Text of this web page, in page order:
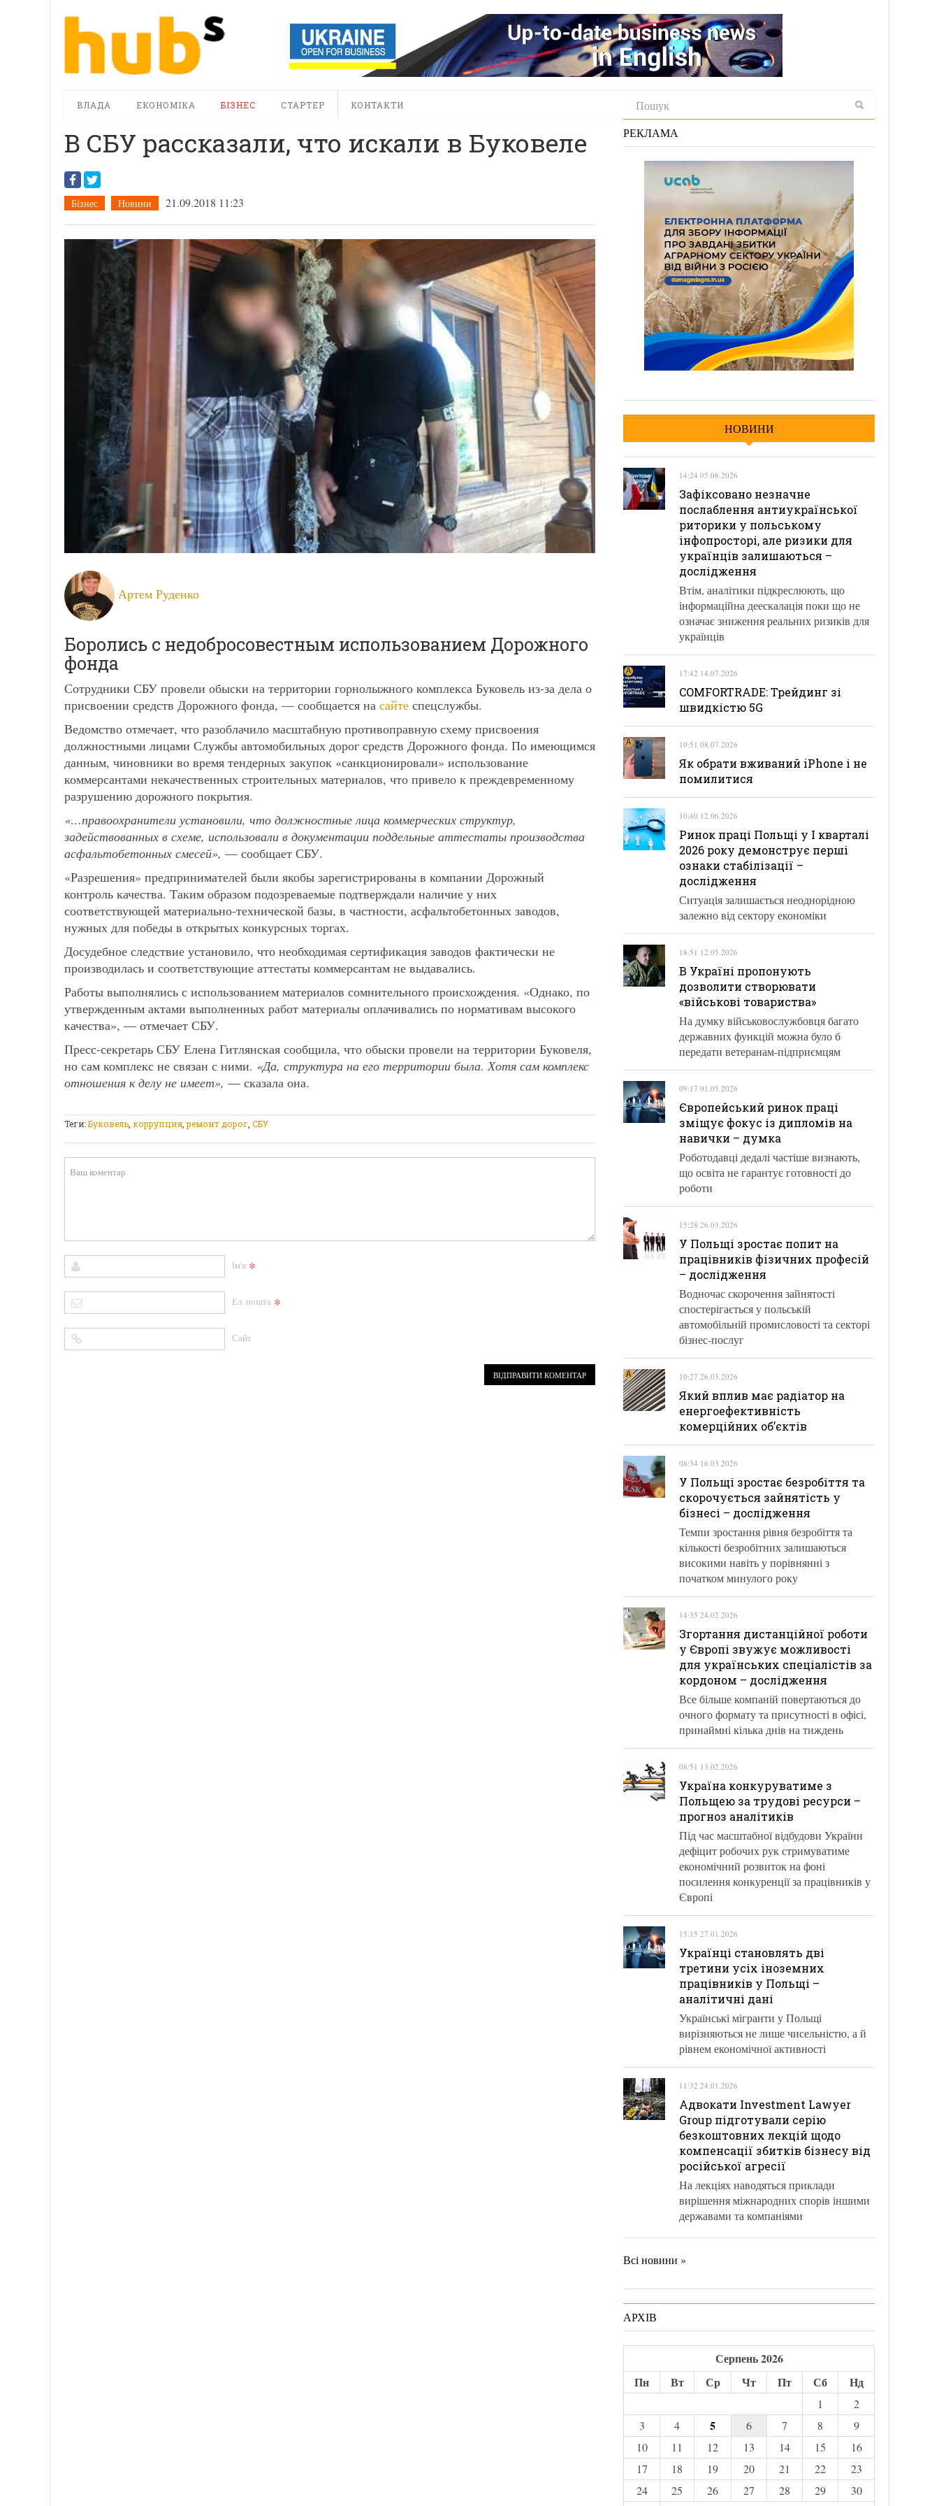
ВЛАДА ЕКОНОМІКА БІЗНЕС СТАРТЕР КОНТАКТИ
В СБУ рассказали, что искали в Буковеле
Бізнес Новини 21.09.2018 11:23
Артем Руденко
Боролись с недобросовестным использованием Дорожного
фонда
Сотрудники СБУ провели обыски на территории горнолыжного комплекса Буковель из-за дела о
присвоении средств Дорожного фонда, — сообщается на сайте спецслужбы.
Ведомство отмечает, что разоблачило масштабную противоправную схему присвоения
должностными лицами Службы автомобильных дорог средств Дорожного фонда. По имеющимся
данным, чиновники во время тендерных закупок «санкционировали» использование
коммерсантами некачественных строительных материалов, что привело к преждевременному
разрушению дорожного покрытия.
«…правоохранители установили, что должностные лица коммерческих структур,
задействованных в схеме, использовали в документации поддельные аттестаты производства
асфальтобетонных смесей», — сообщает СБУ.
«Разрешения» предпринимателей были якобы зарегистрированы в компании Дорожный
контроль качества. Таким образом подозреваемые подтверждали наличие у них
соответствующей материально-технической базы, в частности, асфальтобетонных заводов,
нужных для победы в открытых конкурсных торгах.
Досудебное следствие установило, что необходимая сертификация заводов фактически не
производилась и соответствующие аттестаты коммерсантам не выдавались.
Работы выполнялись с использованием материалов сомнительного происхождения. «Однако, по
утвержденным актами выполненных работ материалы оплачивались по нормативам высокого
качества», — отмечает СБУ.
Пресс-секретарь СБУ Елена Гитлянская сообщила, что обыски провели на территории Буковеля,
но сам комплекс не связан с ними. «Да, структура на его территории была. Хотя сам комплекс
отношения к делу не имеет», — сказала она.
Теги:Буковель коррупция ,ремонт дорог СБУ
Ім'я *
Ел. пошта *
Сайт
РЕКЛАМА
НОВИНИ
14:24 05.08.2026
Зафіксовано незначне
послаблення антиукраїнської
риторики у польському
інфопросторі, але ризики для
українців залишаються –
дослідження
Втім, аналітики підкреслюють, що
інформаційна деескалація поки що не
означає зниження реальних ризиків для
українців
17:42 14.07.2026
COMFORTRADE: Трейдинг зі
швидкістю 5G
10:51 08.07.2026
Як обрати вживаний iPhone і не
помилитися
10:40 12.06.2026
Ринок праці Польщі у І кварталі
2026 року демонструє перші
ознаки стабілізації –
дослідження
Ситуація залишається неоднорідною
залежно від сектору економіки
18:51 12.05.2026
В Україні пропонують
дозволити створювати
«військові товариства»
На думку військовослужбовця багато
державних функцій можна було б
передати ветеранам-підприємцям
09:17 01.05.2026
Європейський ринок праці
зміщує фокус із дипломів на
навички – думка
Роботодавці дедалі частіше визнають,
що освіта не гарантує готовності до
роботи
15:28 26.03.2026
У Польщі зростає попит на
працівників фізичних професій
– дослідження
Водночас скорочення зайнятості
спостерігається у польській
автомобільній промисловості та секторі
бізнес-послуг
10:27 26.03.2026
Який вплив має радіатор на
енергоефективність
комерційних об’єктів
08:34 16.03.2026
У Польщі зростає безробіття та
скорочується зайнятість у
бізнесі – дослідження
Темпи зростання рівня безробіття та
кількості безробітних залишаються
високими навіть у порівнянні з
початком минулого року
14:35 24.02.2026
Згортання дистанційної роботи
у Європі звужує можливості
для українських спеціалістів за
кордоном – дослідження
Все більше компаній повертаються до
очного формату та присутності в офісі,
принаймні кілька днів на тиждень
08:51 13.02.2026
Україна конкуруватиме з
Польщею за трудові ресурси –
прогноз аналітиків
Під час масштабної відбудови України
дефіцит робочих рук стримуватиме
економічний розвиток на фоні
посилення конкуренції за працівників у
Європі
15:15 27.01.2026
Українці становлять дві
третини усіх іноземних
працівників у Польщі –
аналітичні дані
Українські мігранти у Польщі
вирізняються не лише чисельністю, а й
рівнем економічної активності
11:32 24.01.2026
Адвокати Investment Lawyer
Group підготували серію
безкоштовних лекцій щодо
компенсації збитків бізнесу від
російської агресії
На лекціях наводяться приклади
вирішення міжнародних спорів іншими
державами та компаніями
Всі новини »
АРХІВ
Серпень 2026
Пн
Вт Ср Чт Пт Сб Нд
1
2
3
4 5 6 7 8
9
10
11 12 13 14 15
16
17
18 19 20 21 22
23
24
25 26 27 28 29
30